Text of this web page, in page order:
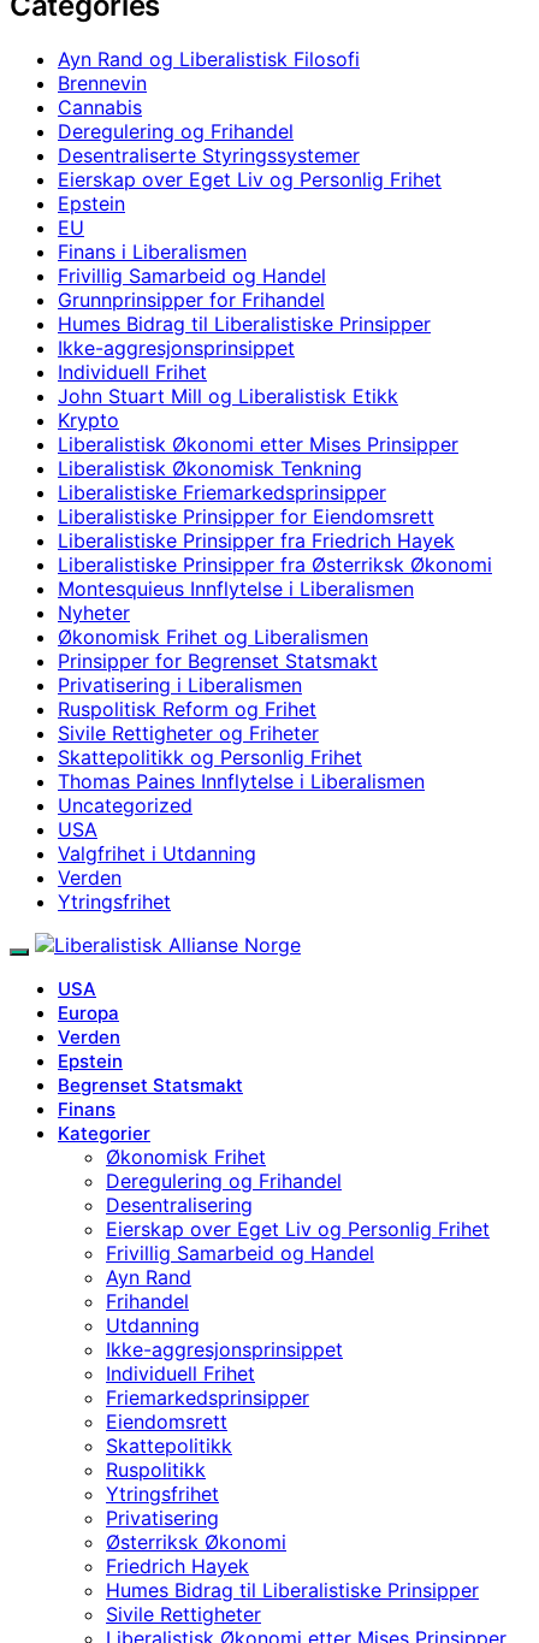
Ayn Rand og Liberalistisk Filosofi
Brennevin
Cannabis
Deregulering og Frihandel
Desentraliserte Styringssystemer
Eierskap over Eget Liv og Personlig Frihet
Epstein
EU
Finans i Liberalismen
Frivillig Samarbeid og Handel
Grunnprinsipper for Frihandel
Humes Bidrag til Liberalistiske Prinsipper
Ikke-aggresjonsprinsippet
Individuell Frihet
John Stuart Mill og Liberalistisk Etikk
Krypto
Liberalistisk Økonomi etter Mises Prinsipper
Liberalistisk Økonomisk Tenkning
Liberalistiske Friemarkedsprinsipper
Liberalistiske Prinsipper for Eiendomsrett
Liberalistiske Prinsipper fra Friedrich Hayek
Liberalistiske Prinsipper fra Østerriksk Økonomi
Montesquieus Innflytelse i Liberalismen
Nyheter
Økonomisk Frihet og Liberalismen
Prinsipper for Begrenset Statsmakt
Privatisering i Liberalismen
Ruspolitisk Reform og Frihet
Sivile Rettigheter og Friheter
Skattepolitikk og Personlig Frihet
Thomas Paines Innflytelse i Liberalismen
Uncategorized
USA
Valgfrihet i Utdanning
Verden
Ytringsfrihet
USA
Europa
Verden
Epstein
Begrenset Statsmakt
Finans
Kategorier
Økonomisk Frihet
Deregulering og Frihandel
Desentralisering
Eierskap over Eget Liv og Personlig Frihet
Frivillig Samarbeid og Handel
Ayn Rand
Frihandel
Utdanning
Ikke-aggresjonsprinsippet
Individuell Frihet
Friemarkedsprinsipper
Eiendomsrett
Skattepolitikk
Ruspolitikk
Ytringsfrihet
Privatisering
Østerriksk Økonomi
Friedrich Hayek
Humes Bidrag til Liberalistiske Prinsipper
Sivile Rettigheter
Liberalistisk Økonomi etter Mises Prinsipper